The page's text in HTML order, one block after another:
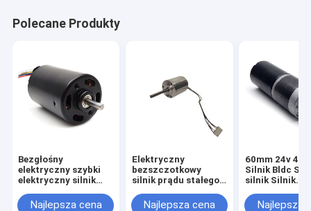
Polecane Produkty
Bezgłośny
elektryczny szybki
elektryczny silnik
Najlepsza cena
Elektryczny
bezszczotkowy
silnik prądu stałego
wirnikiem
Najlepsza cena
60mm 24v
Silnik Bldc
silnik Silnik
z baterii
Najlepsza